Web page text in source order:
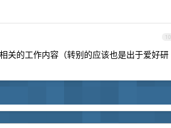
10
关的工作内容（转别的应该也是出于爱好研